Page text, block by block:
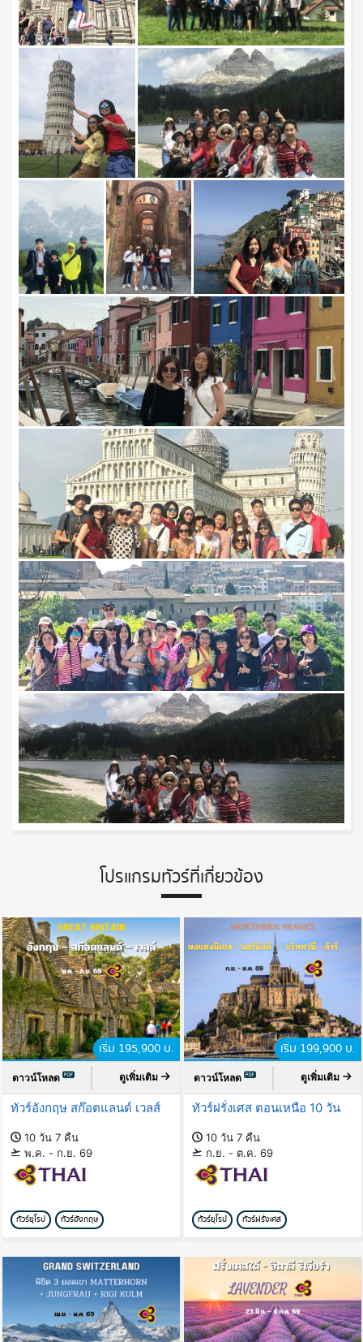
โปรแกรมทัวร์ที่เกี่ยวข้อง
เริ่ม 195,900 บ.
ทัวร์อังกฤษ สก๊อตแลนด์ เวลส์
10 วัน 7 คืน
พ.ค. - ก.ย. 69
ทัวร์ยุโรป ทัวร์อังกฤษ
ดาวน์โหลด ดูเพิ่มเติม
เริ่ม 199,900 บ.
ทัวร์ฝรั่งเศส ตอนเหนือ 10 วัน
10 วัน 7 คืน
ก.ย. - ต.ค. 69
ทัวร์ยุโรป ทัวร์ฝรั่งเศส
ดาวน์โหลด ดูเพิ่มเติม